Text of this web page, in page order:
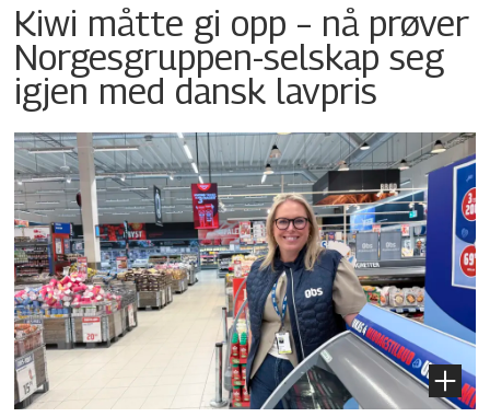
Kiwi måtte gi opp – nå prøver
Norgesgruppen-selskap seg
igjen med dansk lavpris